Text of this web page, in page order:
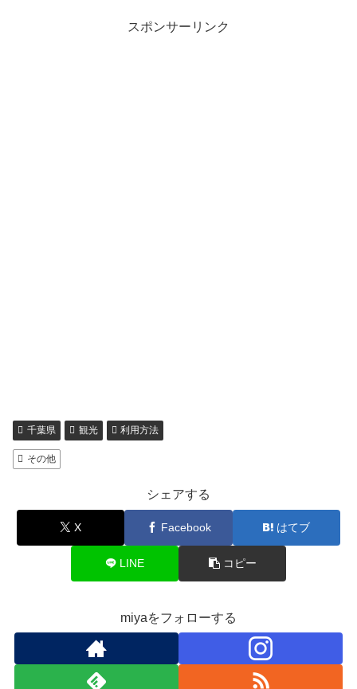
スポンサーリンク
千葉県 観光 利用方法
その他
シェアする
X Facebook はてブ
LINE コピー
miyaをフォローする